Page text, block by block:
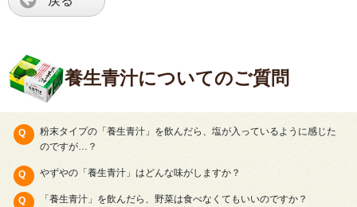
養生青汁についてのご質問
粉末タイプの「養生青汁」を飲んだら、塩が入っているように感じた
のですが…？
やずやの「養生青汁」はどんな味がしますか？
「養生青汁」を飲んだら、野菜は食べなくてもいいのですか？